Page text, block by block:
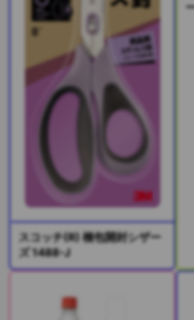
スコッチ(R) 梱包開封シザー
ズ 1488-J